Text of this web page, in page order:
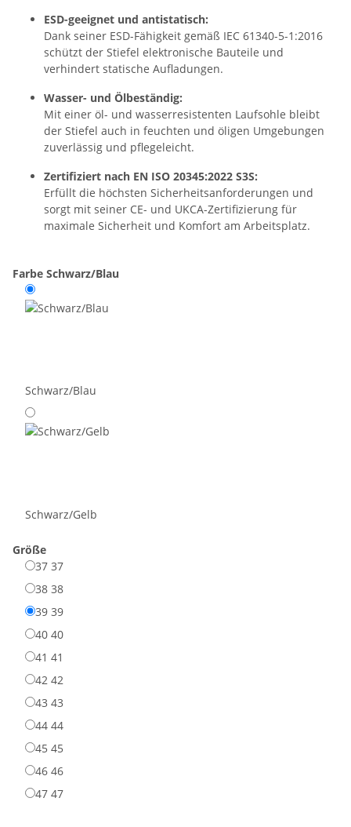
ESD-geeignet und antistatisch:
Dank seiner ESD-Fähigkeit gemäß IEC 61340-5-1:2016
schützt der Stiefel elektronische Bauteile und
verhindert statische Aufladungen.
Wasser- und Ölbeständig:
Mit einer öl- und wasserresistenten Laufsohle bleibt
der Stiefel auch in feuchten und öligen Umgebungen
zuverlässig und pflegeleicht.
Zertifiziert nach EN ISO 20345:2022 S3S:
Erfüllt die höchsten Sicherheitsanforderungen und
sorgt mit seiner CE- und UKCA-Zertifizierung für
maximale Sicherheit und Komfort am Arbeitsplatz.
Farbe Schwarz/Blau
Schwarz/Blau
Schwarz/Gelb
Größe
37 37
38 38
39 39
40 40
41 41
42 42
43 43
44 44
45 45
46 46
47 47